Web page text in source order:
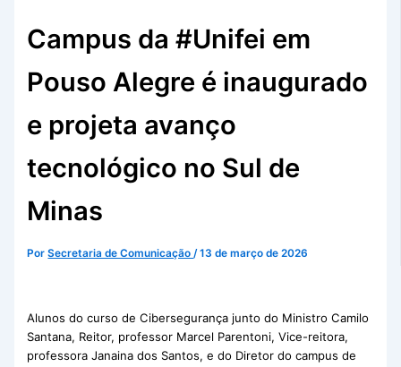
Campus da #Unifei em
Pouso Alegre é inaugurado
e projeta avanço
tecnológico no Sul de
Minas
PorSecretaria de Comunicação/13 de março de 2026
Alunos do curso de Cibersegurança junto do Ministro Camilo
Santana, Reitor, professor Marcel Parentoni, Vice-reitora,
professora Janaina dos Santos, e do Diretor do campus de